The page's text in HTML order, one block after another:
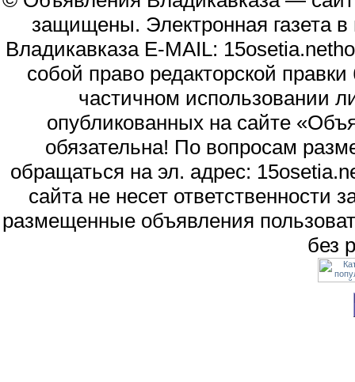
защищены. Электронная газета
Владикавказа E-MAIL:
собой право редакторской
частичном использовании
опубликованных на сайте
обязательна! По вопросам
обращаться на эл. адрес:
сайта не несет
размещенные объявления
без